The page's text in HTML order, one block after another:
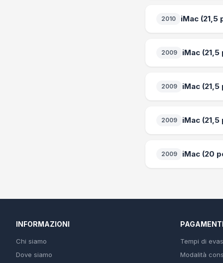
2010 iMac (21,5
2009 iMac
2009 iMac
2009 iMac
2009 iMac (20
INFORMAZIONI
Chi siamo
Dove siamo
PAGAMENTI
Tempi di
Modalità